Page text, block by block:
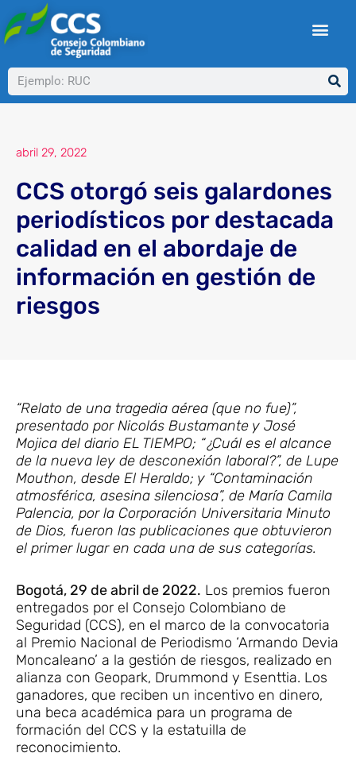
al
contenido
Buscar
abril 29, 2022
CCS otorgó seis galardones
periodísticos por destacada
calidad en el abordaje de
información en gestión de
riesgos
“Relato de una tragedia aérea (que no fue)”,
presentado por Nicolás Bustamante y José
Mojica del diario EL TIEMPO; “¿Cuál es el alcance
de la nueva ley de desconexión laboral?”, de Lupe
Mouthon, desde El Heraldo; y “Contaminación
atmosférica, asesina silenciosa”, de María Camila
Palencia, por la Corporación Universitaria Minuto
de Dios, fueron las publicaciones que obtuvieron
el primer lugar en cada una de sus categorías.
Bogotá, 29 de abril de 2022. Los premios fueron
entregados por el Consejo Colombiano de
Seguridad (CCS), en el marco de la convocatoria
al Premio Nacional de Periodismo ‘Armando Devia
Moncaleano’ a la gestión de riesgos, realizado en
alianza con Geopark, Drummond y Esenttia. Los
ganadores, que reciben un incentivo en dinero,
una beca académica para un programa de
formación del CCS y la estatuilla de
reconocimiento.